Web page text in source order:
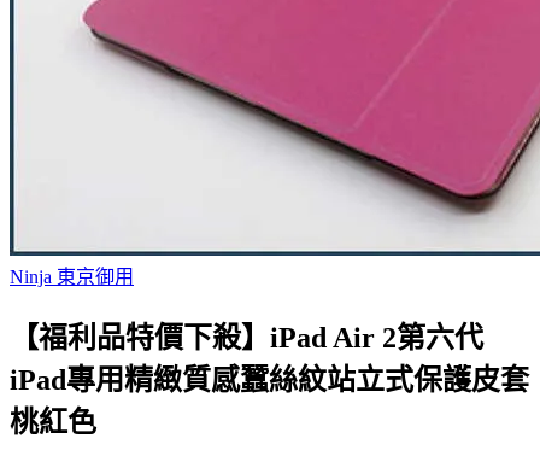
Ninja 東京御用
【福利品特價下殺】iPad Air 2第六代
iPad專用精緻質感蠶絲紋站立式保護皮套
桃紅色